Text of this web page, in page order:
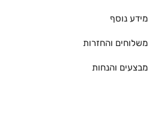
מידע נוסף
משלוחים והחזרות
מבצעים והנחות